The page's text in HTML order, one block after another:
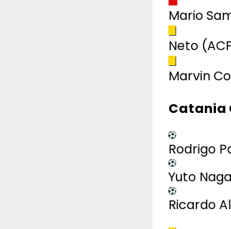
Mario
Neto
Marvin
Catania
Rodrigo
Yuto
Ricardo